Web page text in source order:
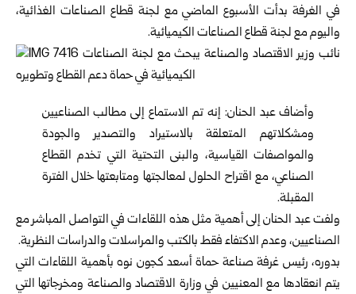
في الغرفة بدأت الأسبوع الماضي مع لجنة قطاع الصناعات الغذائية،
واليوم مع لجنة قطاع الصناعات الكيميائية.
وأضاف عبد الحنان: إنه تم الاستماع إلى مطالب الصناعيين
ومشكلاتهم المتعلقة بالاستيراد والتصدير والجودة
والمواصفات القياسية، والبنى التحتية التي تخدم القطاع
الصناعي، مع اقتراح الحلول لمعالجتها ومتابعتها خلال الفترة
المقبلة.
ولفت عبد الحنان إلى أهمية مثل هذه اللقاءات في التواصل المباشر مع
الصناعيين، وعدم الاكتفاء فقط بالكتب والمراسلات والدراسات النظرية.
بدوره، رئيس غرفة صناعة حماة أسعد كجون نوه بأهمية اللقاءات التي
يتم انعقادها مع المعنيين في وزارة الاقتصاد والصناعة ومخرجاتها التي